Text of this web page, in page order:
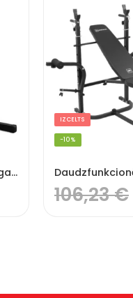
KSH012 Treniņu statīvi (2 gab.) vingrinājumiem ar stieni, soliņu, stieni, 200 kg
IZCELTS
-10%
106,23€